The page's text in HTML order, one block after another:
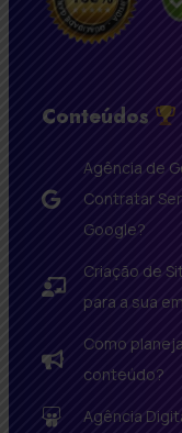
Conteúdos
Agência de
Contratar
Google?
Criação de
para a sua
Como
conteúdo?
Agência